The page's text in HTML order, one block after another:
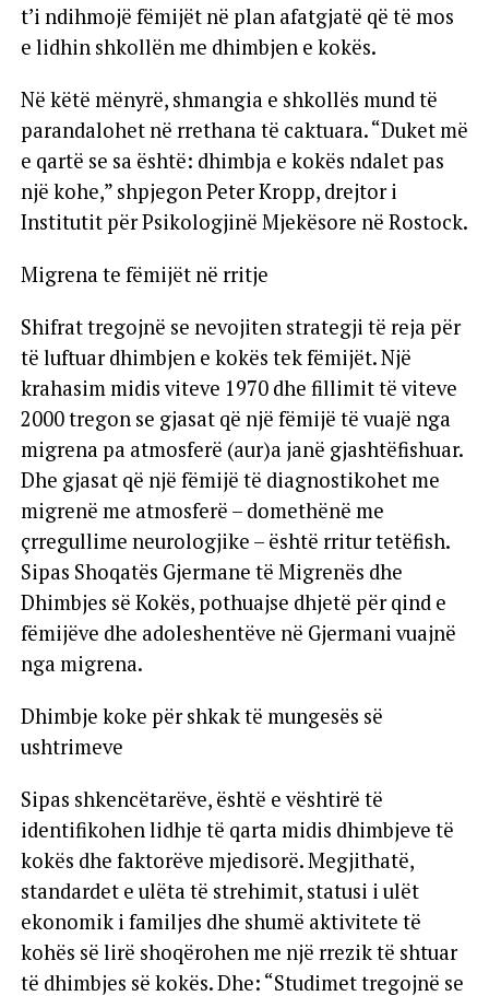
t’i ndihmojë fëmijët në plan afatgjatë që të mos
e lidhin shkollën me dhimbjen e kokës.
Në këtë mënyrë, shmangia e shkollës mund të
parandalohet në rrethana të caktuara. “Duket më
e qartë se sa është: dhimbja e kokës ndalet pas
një kohe,” shpjegon Peter Kropp, drejtor i
Institutit për Psikologjinë Mjekësore në Rostock.
Migrena te fëmijët në rritje
Shifrat tregojnë se nevojiten strategji të reja për
të luftuar dhimbjen e kokës tek fëmijët. Një
krahasim midis viteve 1970 dhe fillimit të viteve
2000 tregon se gjasat që një fëmijë të vuajë nga
migrena pa atmosferë (aur)a janë gjashtëfishuar.
Dhe gjasat që një fëmijë të diagnostikohet me
migrenë me atmosferë – domethënë me
çrregullime neurologjike – është rritur tetëfish.
Sipas Shoqatës Gjermane të Migrenës dhe
Dhimbjes së Kokës, pothuajse dhjetë për qind e
fëmijëve dhe adoleshentëve në Gjermani vuajnë
nga migrena.
Dhimbje koke për shkak të mungesës së
ushtrimeve
Sipas shkencëtarëve, është e vështirë të
identifikohen lidhje të qarta midis dhimbjeve të
kokës dhe faktorëve mjedisorë. Megjithatë,
standardet e ulëta të strehimit, statusi i ulët
ekonomik i familjes dhe shumë aktivitete të
kohës së lirë shoqërohen me një rrezik të shtuar
të dhimbjes së kokës. Dhe: “Studimet tregojnë se